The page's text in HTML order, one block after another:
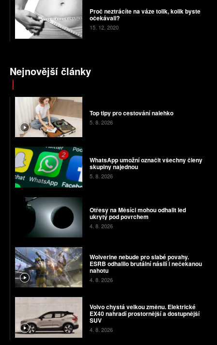
Proč neztrácíte na váze tolik, kolik byste
očekávali?
15. 12. 2020
Nejnovější články
Top tipy pro cestování nalehko
5. 8. 2026
WhatsApp umožní označit všechny členy
skupiny najednou
5. 8. 2026
Otřesy na Měsíci mohou odhalit led
ukrytý pod povrchem
4. 8. 2026
Wolverine nebude pro slabé povahy.
ESRB odhalilo brutální násilí i nečekanou
nahotu
4. 8. 2026
Volvo chystá velkou změnu. Elektrické
EX40 nahradí prostornější a dostupnější
SUV
4. 8. 2026